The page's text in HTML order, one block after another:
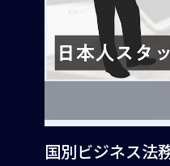
国別ビジネス